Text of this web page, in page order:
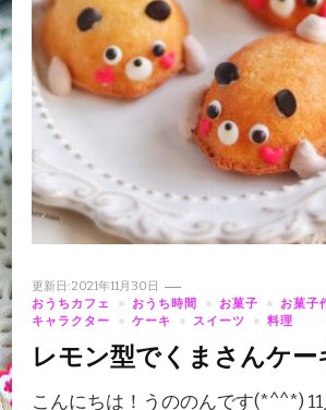
更新日:2021年11月30日
おうちカフェ
おうち時間 お菓子
お菓子
キャラクター
ケーキ スイーツ 料理
レモン型でくまさんケー
こんにちは！うののんです(*^^*)